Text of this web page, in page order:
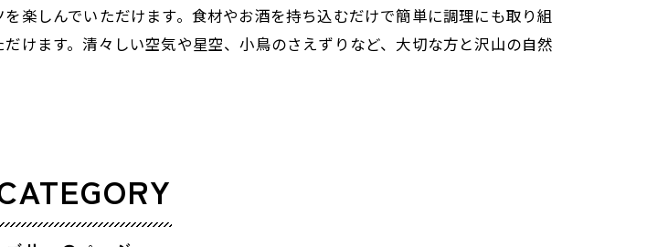
楽しんでいただけます。食材やお酒を持ち込むだけで簡単に調理にも取り組
けます。清々しい空気や星空、小鳥のさえずりなど、大切な方と沢山の自然